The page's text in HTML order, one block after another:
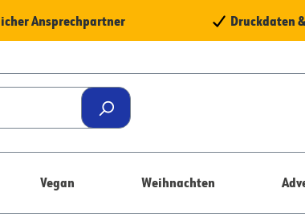
Ansprechpartner Druckdaten
Vegan Weihnachten